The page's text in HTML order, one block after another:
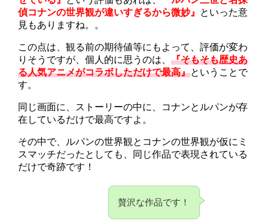
偵コナンの世界観が違いすぎるから微妙』 といった意
見もありますね。。
この点は、観る前の期待値等にもよって、評価が変わ
りそうですが、個人的に思うのは、『そもそも歴史あ
る人気アニメがコラボしただけで最高』ということで
す。
同じ画面に、ストーリーの中に、コナンとルパンが存
在しているだけで最高ですよ。
その中で、ルパンの世界観とコナンの世界観が仮にミ
スマッチだったとしても、同じ作品で表現されている
だけで奇跡です！
贅沢な作品です！